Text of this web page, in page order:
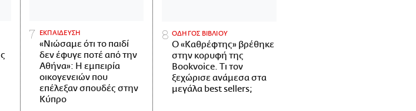
ΕΚΠΑΙΔΕΥΣΗ
«Νιώσαμε ότι το παιδί
δεν έφυγε ποτέ από την
Αθήνα»: Η εμπειρία
οικογενειών που
επέλεξαν σπουδές στην
Κύπρο
ΟΔΗΓΟΣ ΒΙΒΛΙΟΥ
Ο «Καθρέφτης» βρέθηκε
στην κορυφή της
Bookvoice. Τι τον
ξεχώρισε ανάμεσα στα
μεγάλα best sellers;